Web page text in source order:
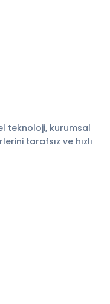
teknoloji, kurumsal
tarafsız ve hızlı